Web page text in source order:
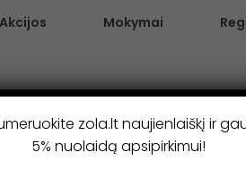
Akcijos Mokymai
(4 VNT.)
zola.lt naujienlaiškį ir
5% nuolaidą apsipirkimui!